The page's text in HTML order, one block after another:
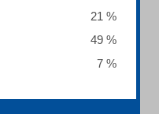
21 %
49 %
7 %